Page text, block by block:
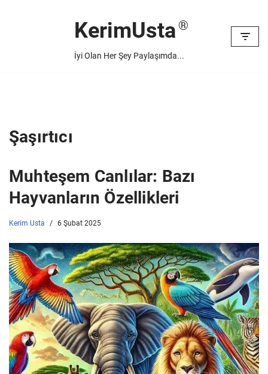
KerimUsta
İyi Olan Her Şey Paylaşımda...
Şaşırtıcı
Muhteşem Canlılar: Bazı
Hayvanların Özellikleri
Kerim Usta 6 Şubat 2025